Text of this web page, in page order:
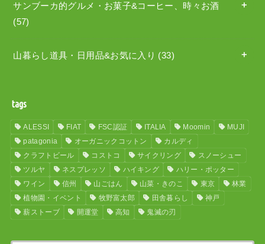
サンブーカ的グルメ・お菓子&コーヒー、時々お酒
(57)
山暮らし道具・日用品&お気に入り (33)
tags
ALESSI FIAT FSC認証 ITALIA Moomin
MUJI
patagonia
オーガニックコットン
カルディ
クラフトビール
コストコ サイクリング
スノーシュー
ツルヤ
ネスプレッソ ハイキング
ハリー・ポッター
ワイン
信州 山ごはん 山菜・きのこ 東京
林業
植物園・イベント
牧野富太郎 田舎暮らし
神戸
薪ストーブ
開運堂 高知 鬼滅の刃